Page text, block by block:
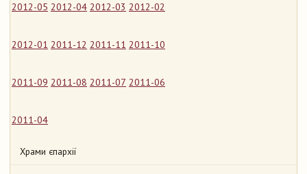
2012-05 2012-04 2012-03 2012-02
2012-01 2011-12 2011-11 2011-10
2011-09 2011-08 2011-07 2011-06
2011-04
Храми єпархії